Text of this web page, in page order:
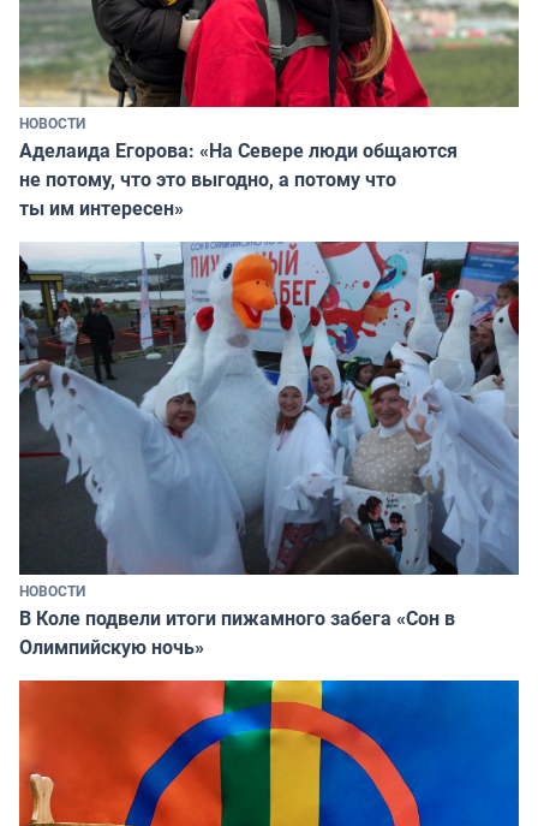
НОВОСТИ
Аделаида Егорова: «На Севере люди общаются
не потому, что это выгодно, а потому что
ты им интересен»
НОВОСТИ
В Коле подвели итоги пижамного забега «Сон в
Олимпийскую ночь»